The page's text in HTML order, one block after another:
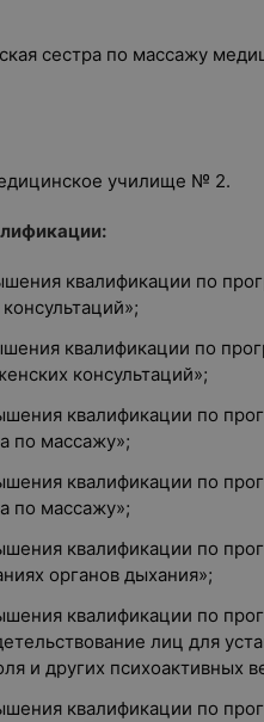
сестра по массажу
училище № 2.
квалификации по
квалификации по
консультаций»;
квалификации по
по массажу»;
квалификации по
по массажу»;
квалификации по
органов дыхания»;
квалификации по
лиц для
и других психоактивных
квалификации по